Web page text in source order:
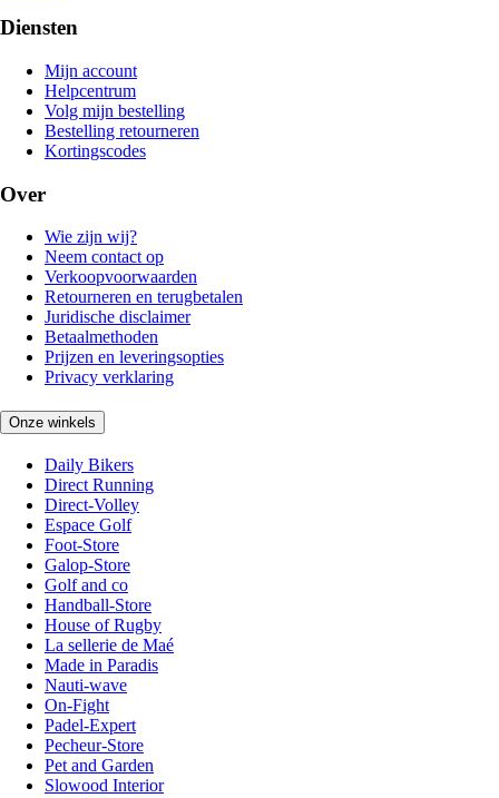
Diensten
Mijn account
Helpcentrum
Volg mijn bestelling
Bestelling retourneren
Kortingscodes
Over
Wie zijn wij?
Neem contact op
Verkoopvoorwaarden
Retourneren en terugbetalen
Juridische disclaimer
Betaalmethoden
Prijzen en leveringsopties
Privacy verklaring
Onze winkels
Daily Bikers
Direct Running
Direct-Volley
Espace Golf
Foot-Store
Galop-Store
Golf and co
Handball-Store
House of Rugby
La sellerie de Maé
Made in Paradis
Nauti-wave
On-Fight
Padel-Expert
Pecheur-Store
Pet and Garden
Slowood Interior